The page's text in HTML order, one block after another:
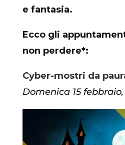
e fantasia.
Ecco gli
non perdere*:
Cyber-mostri da
Domenica 15 febbraio,